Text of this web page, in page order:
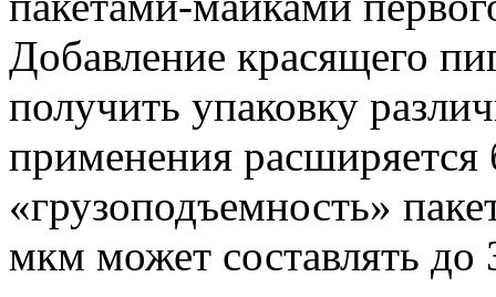
Добавление красящего
получить упаковку
применения расширяется
«грузоподъемность»
мкм может составлять до